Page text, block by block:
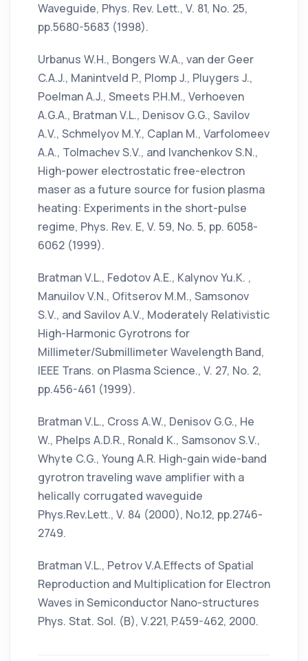
Waveguide, Phys. Rev. Lett., V. 81, No. 25,
pp.5680-5683 (1998).
Urbanus W.H., Bongers W.A., van der Geer
C.A.J., Manintveld P., Plomp J., Pluygers J.,
Poelman A.J., Smeets P.H.M., Verhoeven
A.G.A., Bratman V.L., Denisov G.G., Savilov
A.V., Schmelyov M.Y., Caplan M., Varfolomeev
A.A., Tolmachev S.V., and Ivanchenkov S.N.,
High-power electrostatic free-electron
maser as a future source for fusion plasma
heating: Experiments in the short-pulse
regime, Phys. Rev. E, V. 59, No. 5, pp. 6058-
6062 (1999).
Bratman V.L., Fedotov A.E., Kalynov Yu.K. ,
Manuilov V.N., Ofitserov M.M., Samsonov
S.V., and Savilov A.V., Moderately Relativistic
High-Harmonic Gyrotrons for
Millimeter/Submillimeter Wavelength Band,
IEEE Trans. on Plasma Science., V. 27, No. 2,
pp.456-461 (1999).
Bratman V.L., Cross A.W., Denisov G.G., He
W., Phelps A.D.R., Ronald K., Samsonov S.V.,
Whyte C.G., Young A.R. High-gain wide-band
gyrotron traveling wave amplifier with a
helically corrugated waveguide
Phys.Rev.Lett., V. 84 (2000), No.12, pp.2746-
2749.
Bratman V.L., Petrov V.A.Effects of Spatial
Reproduction and Multiplication for Electron
Waves in Semiconductor Nano-structures
Phys. Stat. Sol. (B), V.221, P.459-462, 2000.